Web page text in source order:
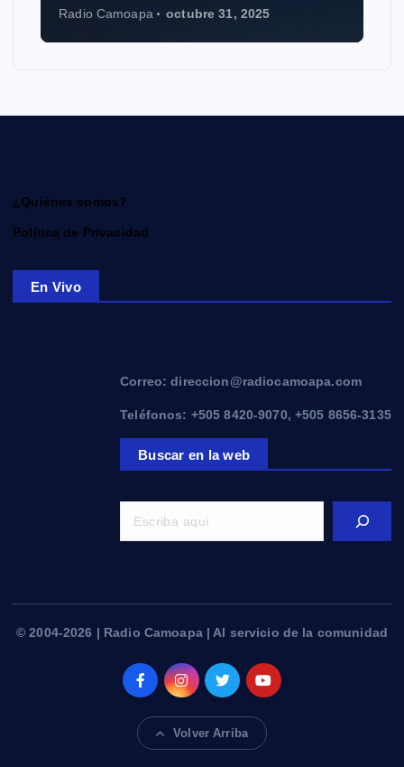
Radio Camoapa octubre 31, 2025
¿Quiénes somos?
Política de Privacidad
En Vivo
Correo: direccion@radiocamoapa.com
Teléfonos: +505 8420-9070, +505 8656-3135
Buscar en la web
© 2004-2026 | Radio Camoapa | Al servicio de la comunidad
Volver Arriba